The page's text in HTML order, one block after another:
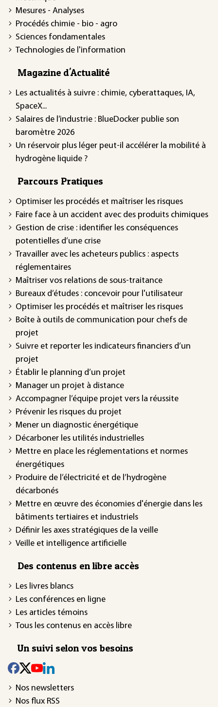
Mesures - Analyses
Procédés chimie - bio - agro
Sciences fondamentales
Technologies de l'information
Magazine d'Actualité
Les actualités à suivre : chimie, cyberattaques, IA,
SpaceX...
Salaires de l’industrie : BlueDocker publie son
baromètre 2026
Un réservoir plus léger peut-il accélérer la mobilité à
hydrogène liquide ?
Parcours Pratiques
Optimiser les procédés et maîtriser les risques
Faire face à un accident avec des produits chimiques
Gestion de crise : identifier les conséquences
potentielles d’une crise
Travailler avec les acheteurs publics : aspects
réglementaires
Maîtriser vos relations de sous-traitance
Bureaux d’études : concevoir pour l'utilisateur
Optimiser les procédés et maîtriser les risques
Boîte à outils de communication pour chefs de
projet
Suivre et reporter les indicateurs financiers d’un
projet
Établir le planning d’un projet
Manager un projet à distance
Accompagner l’équipe projet vers la réussite
Prévenir les risques du projet
Mener un diagnostic énergétique
Décarboner les utilités industrielles
Mettre en place les réglementations et normes
énergétiques
Produire de l’électricité et de l’hydrogène
décarbonés
Mettre en œuvre des économies d'énergie dans les
bâtiments tertiaires et industriels
Définir les axes stratégiques de la veille
Veille et intelligence artificielle
Des contenus en libre accès
Les livres blancs
Les conférences en ligne
Les articles témoins
Tous les contenus en accès libre
Un suivi selon vos besoins
Nos newsletters
Nos flux RSS